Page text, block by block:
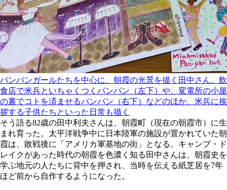
パンパンガールたちを中心に、朝霞の光景を描く田中さん。飲
食店で米兵といちゃくつくパンパン（左下）や、変電所の小屋
の裏でコトを済ませるパンパン（右下）などのほか、米兵に挨
拶する子供たちといった日常も描く
そう語る82歳の田中利夫さんは、朝霞町（現在の朝霞市）に生
まれ育った。太平洋戦争中に日本陸軍の施設が置かれていた朝
霞は、敗戦後に「アメリカ軍基地の街」となる。キャンプ・ド
レイクがあった時代の朝霞を色濃く知る田中さんは、朝霞史を
学ぶ地元の人たちに背中を押され、当時を伝える紙芝居を7年
ほど前から自作するようになった。